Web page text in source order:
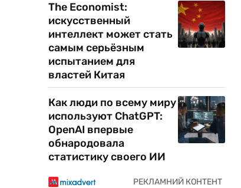
The Economist:
искусственный
интеллект может стать
самым серьёзным
испытанием для
властей Китая
Как люди по всему миру
используют ChatGPT:
OpenAI впервые
обнародовала
статистику своего ИИ